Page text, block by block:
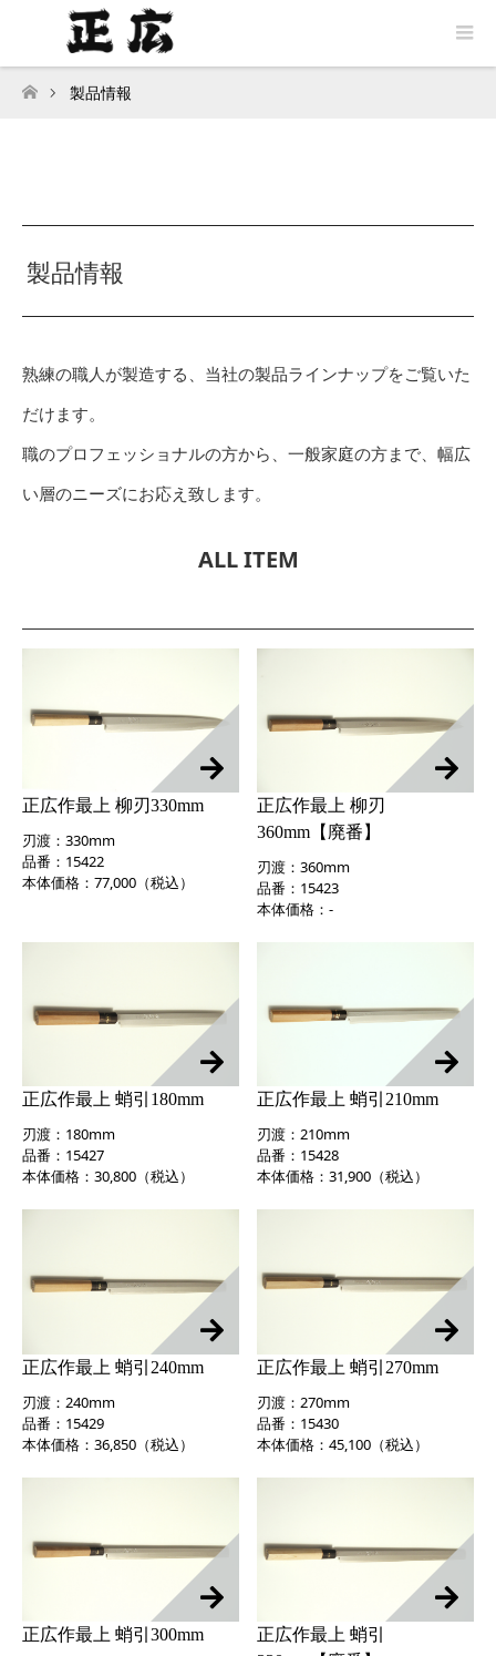
ホーム
製品情報
製品情報
熟練の職人が製造する、当社の製品ラインナップをご覧いた
だけます。
職のプロフェッショナルの方から、一般家庭の方まで、幅広
い層のニーズにお応え致します。
ALL ITEM
正広作最上 柳刃330mm
刃渡：330mm
品番：15422
本体価格：77,000（税込）
正広作最上 柳刃
360mm【廃番】
刃渡：360mm
品番：15423
本体価格：-
正広作最上 蛸引180mm
刃渡：180mm
品番：15427
本体価格：30,800（税込）
正広作最上 蛸引210mm
刃渡：210mm
品番：15428
本体価格：31,900（税込）
正広作最上 蛸引240mm
刃渡：240mm
品番：15429
本体価格：36,850（税込）
正広作最上 蛸引270mm
刃渡：270mm
品番：15430
本体価格：45,100（税込）
正広作最上 蛸引300mm
正広作最上 蛸引